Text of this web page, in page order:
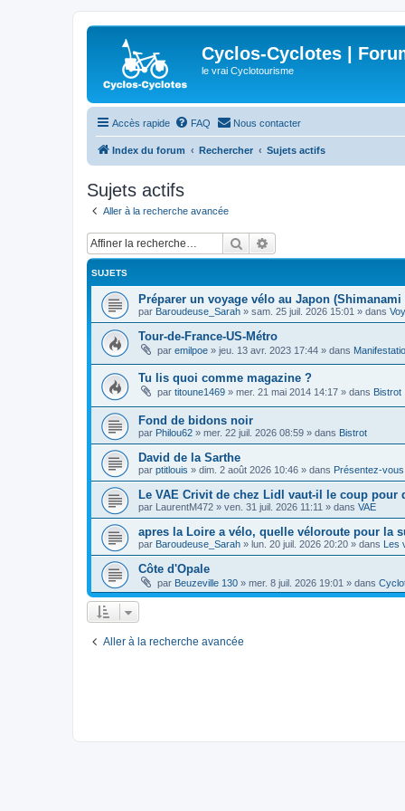
Cyclos-Cyclotes |
le vrai Cyclotourisme
Accès rapide FAQ Nous contacter
Index du forum Rechercher Sujets actifs
Sujets actifs
Aller à la recherche avancée
Rechercher
SUJETS
Préparer un voyage vélo au Japon
par Baroudeuse_Sarah » sam. 25 juil. 2026 15:01 » dans
Tour-de-France-US-Métro
par emilpoe » jeu. 13 avr. 2023 17:44 » dans
Tu lis quoi comme magazine ?
par titoune1469 » mer. 21 mai 2014 14:17 » dans Bistrot
Fond de bidons noir
par Philou62 » mer. 22 juil. 2026 08:59 » dans Bistrot
David de la Sarthe
par ptitlouis » dim. 2 août 2026 10:46 » dans Présentez-vous
Le VAE Crivit de chez Lidl vaut-il le coup pour
par LaurentM472 » ven. 31 juil. 2026 11:11 » dans VAE
apres la Loire a vélo, quelle véloroute pour la
par Baroudeuse_Sarah » lun. 20 juil. 2026 20:20 » dans Les
Côte d'Opale
par Beuzeville 130 » mer. 8 juil. 2026 19:01 » dans
Aller à la recherche avancée